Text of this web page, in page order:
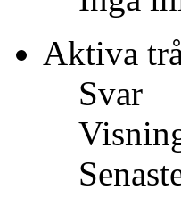
Aktiva
Svar